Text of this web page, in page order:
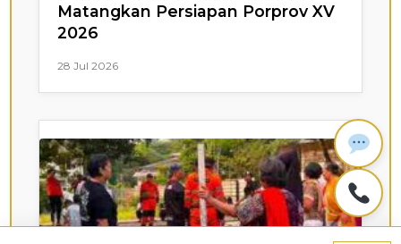
Matangkan Persiapan Porprov XV
2026
28 Jul 2026